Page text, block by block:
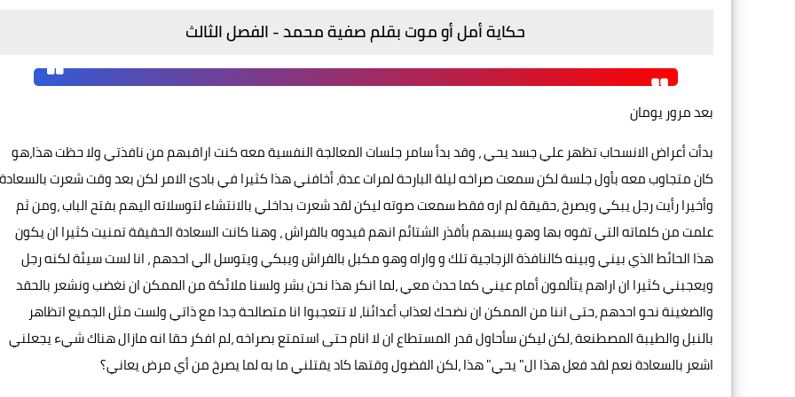
حكاية أمل أو موت بقلم صفية محمد - الفصل الثالث
بعد مرور يومان
بدأت أعراض الانسحاب تظهر علي جسد يحي ، وقد بدأ سامر جلسات المعالجة النفسية معه كنت اراقبهم من نافذتي ولا حظت هذا،هو
كان متجاوب معه بأول جلسة لكن سمعت صراخه ليلة البارحة لمرات عدة، أخافني هذا كثيرا في بادئ الامر لكن بعد وقت شعرت بالسعادة
وأخيرا رأيت رجل يبكي ويصرخ ،حقيقة لم اره فقط سمعت صوته ليكن لقد شعرت بداخلي بالانتشاء لتوسلاته اليهم بفتح الباب ،ومن ثم
علمت من كلماته التي تفوه بها وهو يسبهم بأقذر الشتائم انهم قيدوه بالفراش ، وهنا كانت السعادة الحقيقة تمنيت كثيرا ان يكون
هذا الحائط الذي بيني وبينه كالنافذة الزجاجية تلك و واراه وهو مكبل بالفراش ويبكي ويتوسل الي احدهم ، انا لست سيئة لكنه رجل
ويعجبني كثيرا ان اراهم يتألمون أمام عيني كما حدث معي ،لما انكر هذا نحن بشر ولسنا ملائكة من الممكن ان نغضب ونشعر بالحقد
والضغينة نحو احدهم ،حتى اننا من الممكن ان نضحك لعذاب أعدائنا، لا تتعجبوا انا متصالحة جدا مع ذاتي ولست مثل الجميع اتظاهر
بالنبل والطيبة المصطنعة ،لكن ليكن سأحاول قدر المستطاع ان لا انام حتى استمتع بصراخه ،لم افكر حقا انه مازال هناك شيء يجعلني
اشعر بالسعادة نعم لقد فعل هذا ال" يحي" هذا ،لكن الفضول وقتها كاد يقتلني ما به لما يصرخ من أي مرض يعاني؟